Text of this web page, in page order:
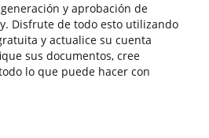
y aprobación de
Disfrute de todo esto utilizando
y actualice su cuenta
sus documentos, cree
lo que puede hacer con